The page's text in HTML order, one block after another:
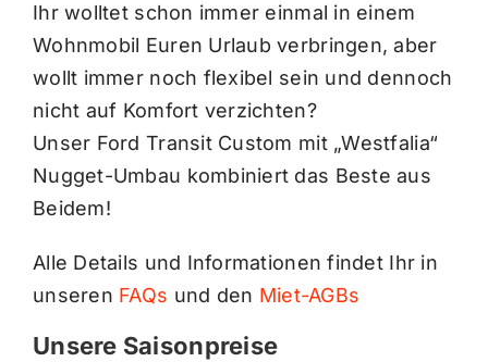
Ihr wolltet schon immer einmal in einem
Wohnmobil Euren Urlaub verbringen, aber
wollt immer noch flexibel sein und dennoch
nicht auf Komfort verzichten?
Unser Ford Transit Custom mit „Westfalia“
Nugget-Umbau kombiniert das Beste aus
Beidem!
Alle Details und Informationen findet Ihr in
unseren FAQs und den Miet-AGBs
Unsere Saisonpreise